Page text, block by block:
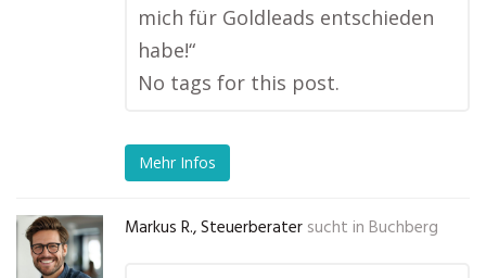
mich für Goldleads entschieden
habe!“
No tags for this post.
Mehr Infos
Markus R., Steuerberater sucht in Buchberg